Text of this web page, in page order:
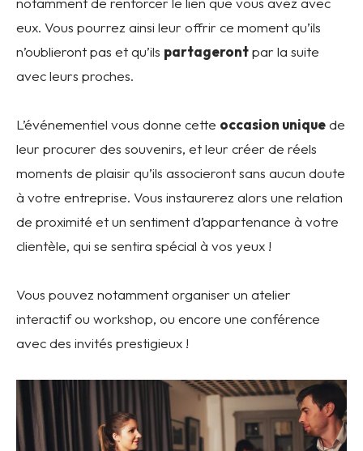
eux. Vous pourrez ainsi leur offrir ce moment qu’ils
n’oublieront pas et qu’ils partagerontpar la suite
avec leurs proches.
L’événementiel vous donne cette occasion uniquede
leur procurer des souvenirs, et leur créer de réels
moments de plaisir qu’ils associeront sans aucun doute
à votre entreprise. Vous instaurerez alors une relation
de proximité et un sentiment d’appartenance à votre
clientèle, qui se sentira spécial à vos yeux !
Vous pouvez notamment organiser un atelier
interactif ou workshop, ou encore une conférence
avec des invités prestigieux !